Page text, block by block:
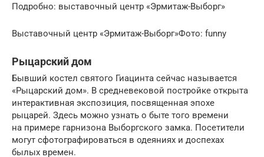
Подробно: выставочный центр «Эрмитаж-Выборг»
Выставочный центр «Эрмитаж-Выборг»Фото: funny
Рыцарский дом
Бывший костел святого Гиацинта сейчас называется
«Рыцарский дом». В средневековой постройке открыта
интерактивная экспозиция, посвященная эпохе
рыцарей. Здесь можно узнать о быте того времени
на примере гарнизона Выборгского замка. Посетители
могут сфотографироваться в одеяниях и доспехах
былых времен.